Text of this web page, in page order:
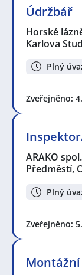
Údržbář
Horské
Karlova
Plný
Zveřejněno:
ARAKO
Předměstí,
Plný
Zveřejněno: